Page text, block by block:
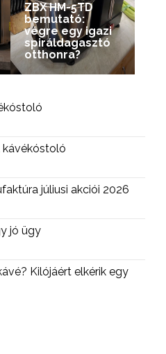
ZBX HM-5TD
bemutató:
végre egy igazi
spiráldagasztó
otthonra?
kávékóstoló
júliusi akciói 2026
jó ügy
Kilójáért elkérik egy